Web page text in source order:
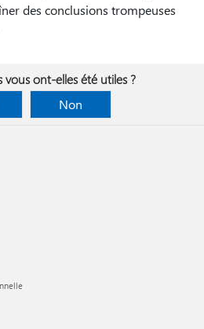
des conclusions trompeuses
vous ont-elles été utiles ?
Non